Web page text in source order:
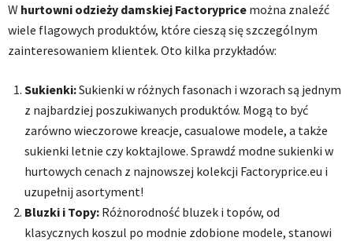
W hurtowni odzieży damskiej Factoryprice można znaleźć
wiele flagowych produktów, które cieszą się szczególnym
zainteresowaniem klientek. Oto kilka przykładów:
Sukienki:Sukienki w różnych fasonach i wzorach są jednym
z najbardziej poszukiwanych produktów. Mogą to być
zarówno wieczorowe kreacje, casualowe modele, a także
sukienki letnie czy koktajlowe. Sprawdź modne sukienki w
hurtowych cenach z najnowszej kolekcji Factoryprice.eu i
uzupełnij asortyment!
Bluzki i Topy: Różnorodność bluzek i topów, od
klasycznych koszul po modnie zdobione modele, stanowi